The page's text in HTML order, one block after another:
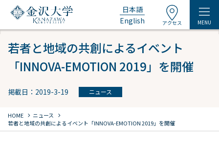
日本語
English
アクセス MENU
若者と地域の共創によるイベント
「INNOVA-EMOTION 2019」を開催
掲載日：2019-3-19 ニュース
HOME chevron_right ニュース chevron_right
若者と地域の共創によるイベント「INNOVA-EMOTION 2019」を開催